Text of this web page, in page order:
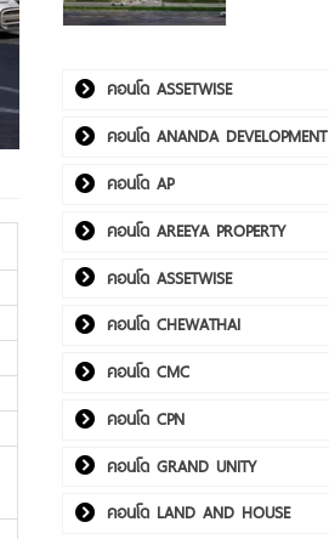
คอนโด ASSETWISE
คอนโด ANANDA DEVELOPMENT
คอนโด AP
คอนโด AREEYA PROPERTY
คอนโด ASSETWISE
คอนโด CHEWATHAI
คอนโด CMC
คอนโด CPN
คอนโด GRAND UNITY
คอนโด LAND AND HOUSE